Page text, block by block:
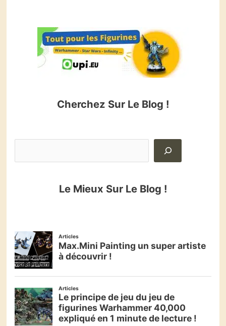
Cherchez Sur Le Blog !
Le Mieux Sur Le Blog !